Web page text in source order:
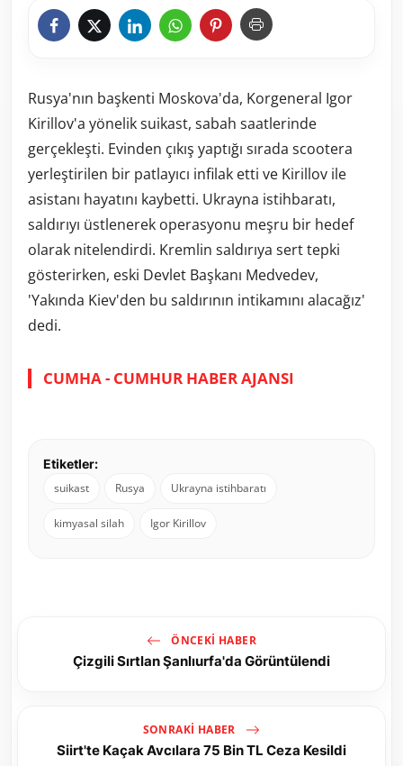
Rusya'nın başkenti Moskova'da, Korgeneral Igor
Kirillov'a yönelik suikast, sabah saatlerinde
gerçekleşti. Evinden çıkış yaptığı sırada scootera
yerleştirilen bir patlayıcı infilak etti ve Kirillov ile
asistanı hayatını kaybetti. Ukrayna istihbaratı,
saldırıyı üstlenerek operasyonu meşru bir hedef
olarak nitelendirdi. Kremlin saldırıya sert tepki
gösterirken, eski Devlet Başkanı Medvedev,
'Yakında Kiev'den bu saldırının intikamını alacağız'
dedi.
CUMHA - CUMHUR HABER AJANSI
Etiketler:
suikast
Rusya Ukrayna istihbaratı
kimyasal silah Igor Kirillov
ÖNCEKI HABER
Çizgili Sırtlan Şanlıurfa'da Görüntülendi
SONRAKI HABER
Siirt'te Kaçak Avcılara 75 Bin TL Ceza Kesildi